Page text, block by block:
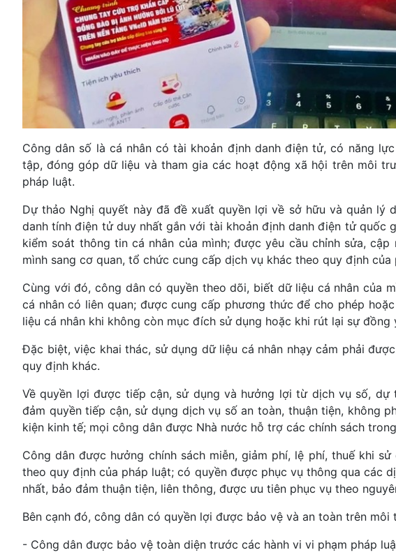
Công dân số là cá nhân có tài khoản định danh điện tử, có năng
tập, đóng góp dữ liệu và tham gia các hoạt động xã hội trên môi
pháp luật.
Dự thảo Nghị quyết này đã đề xuất quyền lợi về sở hữu và quản
danh tính điện tử duy nhất gắn với tài khoản định danh điện tử quốc
kiểm soát thông tin cá nhân của mình; được yêu cầu chỉnh sửa,
mình sang cơ quan, tổ chức cung cấp dịch vụ khác theo quy định của
Cùng với đó, công dân có quyền theo dõi, biết dữ liệu cá nhân của
cá nhân có liên quan; được cung cấp phương thức để cho phép
liệu cá nhân khi không còn mục đích sử dụng hoặc khi rút lại sự
Đặc biệt, việc khai thác, sử dụng dữ liệu cá nhân nhạy cảm phải
quy định khác.
Về quyền lợi được tiếp cận, sử dụng và hưởng lợi từ dịch vụ số,
đảm quyền tiếp cận, sử dụng dịch vụ số an toàn, thuận tiện, không
kiện kinh tế; mọi công dân được Nhà nước hỗ trợ các chính sách
Công dân được hưởng chính sách miễn, giảm phí, lệ phí, thuế khi
theo quy định của pháp luật; có quyền được phục vụ thông qua các
nhất, bảo đảm thuận tiện, liên thông, được ưu tiên phục vụ theo
Bên cạnh đó, công dân có quyền lợi được bảo vệ và an toàn trên môi
- Công dân được bảo vệ toàn diện trước các hành vi vi phạm pháp